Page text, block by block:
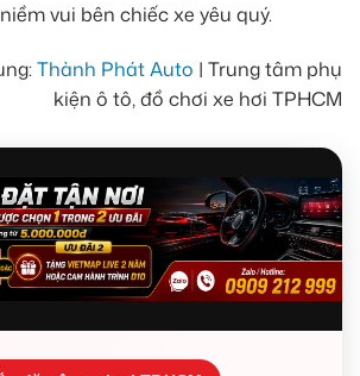
vui bên chiếc xe yêu quý.
Thành Phát Auto | Trung tâm phụ
kiện ô tô, đồ chơi xe hơi TPHCM